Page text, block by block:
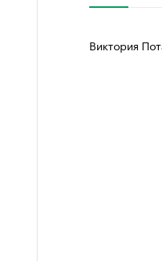
Виктория